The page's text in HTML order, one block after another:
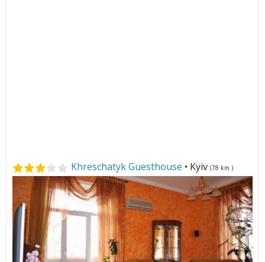
Khreschatyk Guesthouse • Kyiv (78 km.)